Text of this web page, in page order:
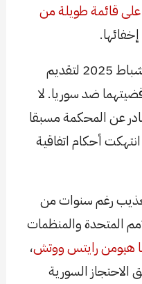
على قائمة طويلة من
3 فبراير/شباط 2025 لتقديم
قضيتهما ضد سوريا. لا
عن المحكمة مسبقا
أحكام اتفاقية
رغم سنوات من
المتحدة والمنظمات
هيومن رايتس ووتش،
الاحتجاز السورية